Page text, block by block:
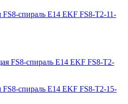
спираль E14 EKF FS8-T2-11-
спираль E14 EKF FS8-T2-15-